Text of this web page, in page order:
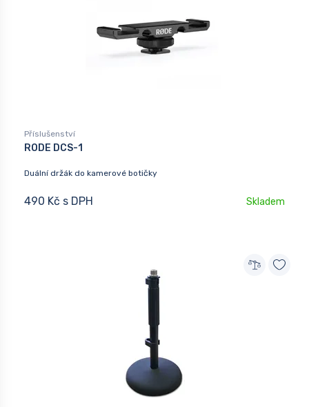
Příslušenství
RODE DCS-1
Duální držák do kamerové botičky
490 Kč s DPH Skladem